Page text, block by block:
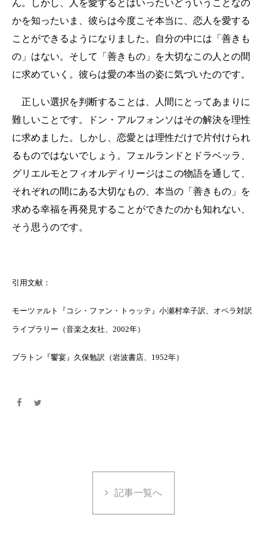
ん。しかし、人を愛するとはいったいどういうことなの
かを知ったいま、彼らは今度こそ本当に、恋人を愛する
ことができるようになりました。自分の中には「善きも
の」はない。そして「善きもの」を大切なこの人との間
に求めていく。彼らは愛の本当の姿に気づいたのです。
正しい選択を判断することは、人間にとってあまりに
難しいことです。ドン・アルフォンソはその解決を理性
に求めました。しかし、恋愛とは理性だけで片付けられ
るものではないでしょう。フェルランドとドラベッラ、
グリエルモとフィオルディリージはこの物語を通して、
それぞれの間にある大切なもの、本当の「善きもの」を
求める幸福を再発見することができたのかも知れない、
そう思うのです。
引用文献：
モーツァルト『コシ・ファン・トゥッテ』小瀬村幸子訳、オペラ対訳
ライブラリー（音楽之友社、 2002年）
プラトン『饗宴』久保勉訳（岩波書店、 1952年）
記事一覧へ